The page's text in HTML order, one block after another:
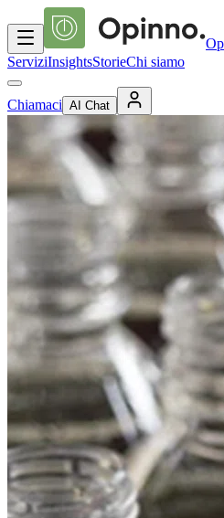
ServiziInsightsStorieChi siamo
Chiamaci AI Chat